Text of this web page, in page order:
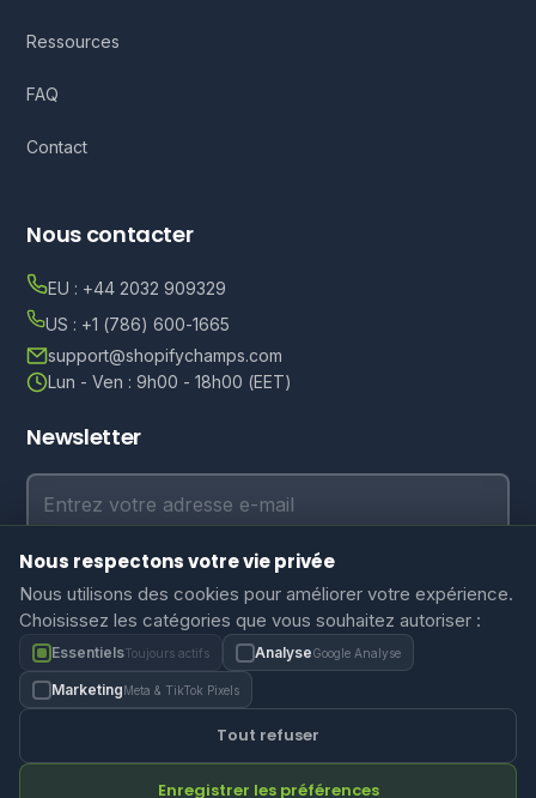
Ressources
FAQ
Contact
Nous contacter
EU : +44 2032 909329
US : +1 (786) 600-1665
support@shopifychamps.com
Lun - Ven : 9h00 - 18h00 (EET)
Newsletter
Adresse e-mail
S'abonner
Politique de confidentialité
Paramètres des cookies
Nous respectons votre vie privée
Nous utilisons des cookies pour améliorer votre expérience.
Choisissez les catégories que vous souhaitez autoriser :
EssentielsToujours actifs AnalyseGoogle Analyse
MarketingMeta & TikTok Pixels
Tout refuser
Enregistrer les préférences